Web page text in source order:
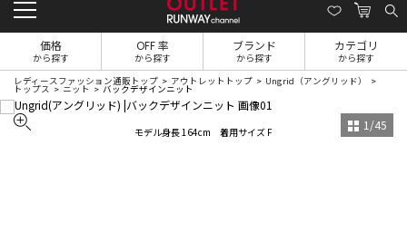
価格
から探す
OFF 率
から探す
ブランド
から探す
カテゴリ
から探す
レディースファッション通販トップ アウトレットトップ Ungrid（アングリッド）
トップス ニット バックデザインニット
モデル身長 164cm 着用サイズ F 1 /45